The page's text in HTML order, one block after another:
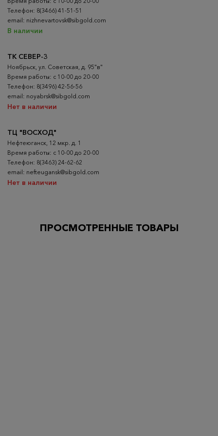
ТК СЕВЕР-3
Ноябрьск, ул. Советская, д. 95"в"
Время работы: с 10-00 до 20-00
Телефон: 8(3496) 42-56-56
email: noyabrsk@sibgold.com
Нет в наличии
ТЦ "ВОСХОД"
Нефтеюганск, 12 мкр. д. 1
Время работы: с 10-00 до 20-00
Телефон: 8(3463) 24-62-62
email: nefteugansk@sibgold.com
Нет в наличии
Телефон: 8(3466) 41-51-51
email: nizhnevartovsk@sibgold.com
В наличии
ПРОСМОТРЕННЫЕ ТОВАРЫ